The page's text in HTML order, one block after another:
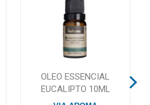
OLEO ESSENCIAL
EUCALIPTO 10ML